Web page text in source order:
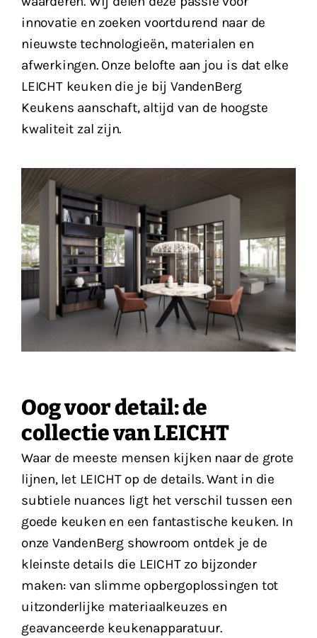
innovatie en zoeken voortdurend naar de
nieuwste technologieën, materialen en
afwerkingen. Onze belofte aan jou is dat elke
LEICHT keuken die je bij VandenBerg
Keukens aanschaft, altijd van de hoogste
kwaliteit zal zijn.
Oog voor detail: de
collectie van LEICHT
Waar de meeste mensen kijken naar de grote
lijnen, let LEICHT op de details. Want in die
subtiele nuances ligt het verschil tussen een
goede keuken en een fantastische keuken. In
onze VandenBerg showroom ontdek je de
kleinste details die LEICHT zo bijzonder
maken: van slimme opbergoplossingen tot
uitzonderlijke materiaalkeuzes en
geavanceerde keukenapparatuur.